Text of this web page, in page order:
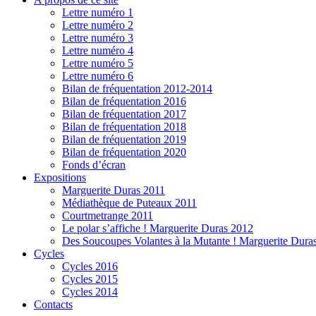
Lettre numéro 1
Lettre numéro 2
Lettre numéro 3
Lettre numéro 4
Lettre numéro 5
Lettre numéro 6
Bilan de fréquentation 2012-2014
Bilan de fréquentation 2016
Bilan de fréquentation 2017
Bilan de fréquentation 2018
Bilan de fréquentation 2019
Bilan de fréquentation 2020
Fonds d’écran
Expositions
Marguerite Duras 2011
Médiathèque de Puteaux 2011
Courtmetrange 2011
Le polar s’affiche ! Marguerite Duras 2012
Des Soucoupes Volantes à la Mutante ! Marguerite
Cycles
Cycles 2016
Cycles 2015
Cycles 2014
Contacts